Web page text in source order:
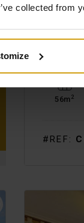
collected from
56m2
#REF: